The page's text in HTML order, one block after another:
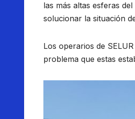
las más altas esferas
solucionar la situación
Los operarios de
problema que estas